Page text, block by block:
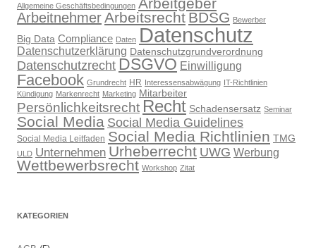
Allgemeine Geschäftsbedingungen
Arbeitnehmer Arbeitsrecht BDSG Bewerber
Big Data Compliance Daten Datenschutz
Datenschutzerklärung Datenschutzgrundverordnung
Datenschutzrecht DSGVO Einwilligung
Facebook Grundrecht HR Interessensabwägung IT-Richtlinien
Kündigung Markenrecht Marketing Mitarbeiter
Persönlichkeitsrecht Recht Schadensersatz Seminar
Social Media Social Media Guidelines
Social Media Leitfaden Social Media Richtlinien TMG
ULD Unternehmen Urheberrecht UWG Werbung
Wettbewerbsrecht Workshop Zitat
KATEGORIEN